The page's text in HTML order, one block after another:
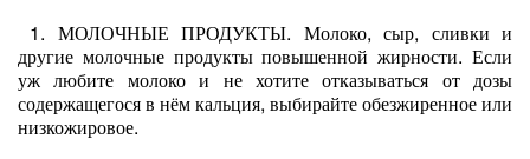
1. МОЛОЧНЫЕ ПРОДУКТЫ. Молоко, сыр, сливки и
другие молочные продукты повышенной жирности. Если
уж любите молоко и не хотите отказываться от дозы
содержащегося в нём кальция, выбирайте обезжиренное или
низкожировое.